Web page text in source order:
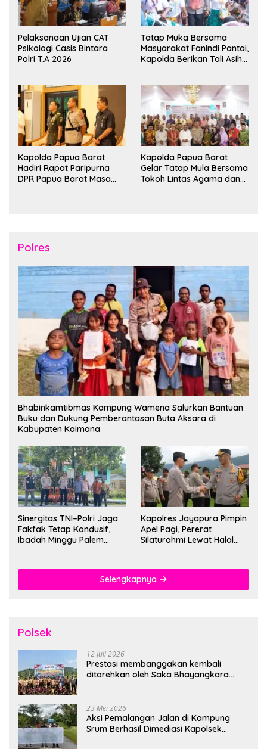
Pelaksanaan Ujian CAT
Psikologi Casis Bintara
Polri T.A 2026
Tatap Muka Bersama
Masyarakat Fanindi Pantai,
Kapolda Berikan Tali Asih
Kapolda Papua Barat
Hadiri Rapat Paripurna
DPR Papua Barat Masa
Kapolda Papua Barat
Gelar Tatap Mula Bersama
Tokoh Lintas Agama dan
Polres
Bhabinkamtibmas Kampung Wamena Salurkan Bantuan
Buku dan Dukung Pemberantasan Buta Aksara di
Kabupaten Kaimana
Sinergitas TNI–Polri Jaga
Fakfak Tetap Kondusif,
Ibadah Minggu Palem
Kapolres Jayapura Pimpin
Apel Pagi, Pererat
Silaturahmi Lewat Halal
Selengkapnya
Polsek
12 Juli 2026
Prestasi membanggakan kembali
ditorehkan oleh Saka Bhayangkara
23 Mei 2026
Aksi Pemalangan Jalan di Kampung
Srum Berhasil Dimediasi Kapolsek